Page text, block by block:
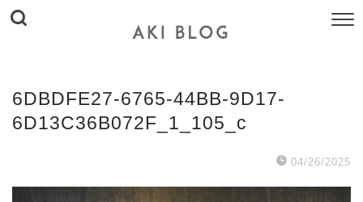
6DBDFE27-6765-44BB-9D17-
6D13C36B072F_1_105_c
04/26/2025